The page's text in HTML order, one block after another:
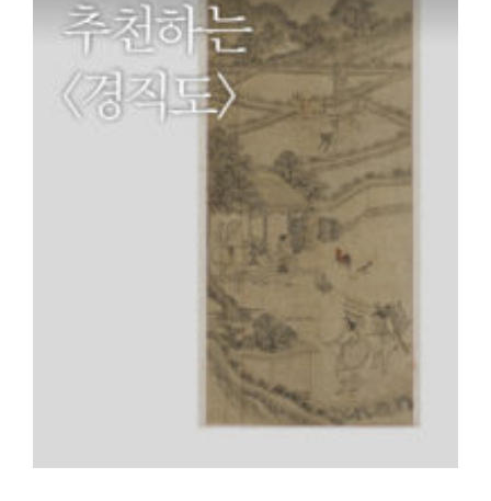
민속 인사이드
원문보기 PDF